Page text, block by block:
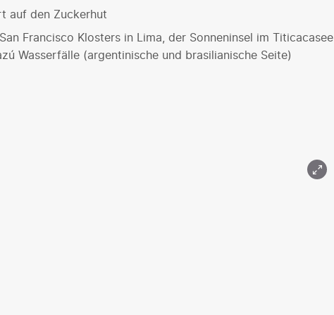
auf den Zuckerhut
Francisco Klosters in Lima, der Sonneninsel im Titicacasee
Wasserfälle (argentinische und brasilianische Seite)